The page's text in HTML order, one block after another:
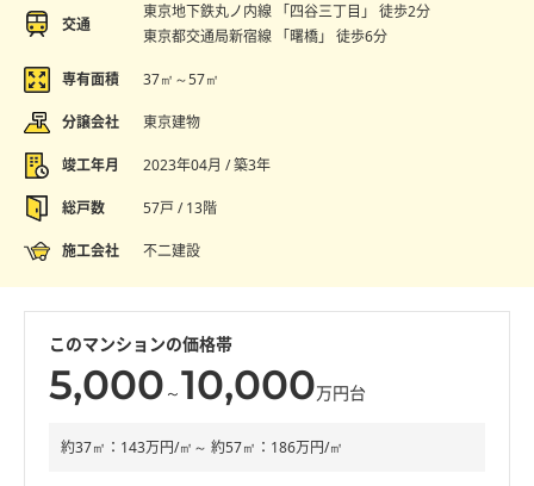
交通
東京地下鉄丸ノ内線 「四谷三丁目」 徒歩2分
東京都交通局新宿線 「曙橋」 徒歩6分
専有面積 37㎡～57㎡
分譲会社 東京建物
竣工年月 2023年04月 / 築3年
総戸数 57戸 / 13階
施工会社 不二建設
このマンションの価格帯
5,000 ～10,000万円台
約37㎡：143万円/㎡～ 約57㎡：186万円/㎡